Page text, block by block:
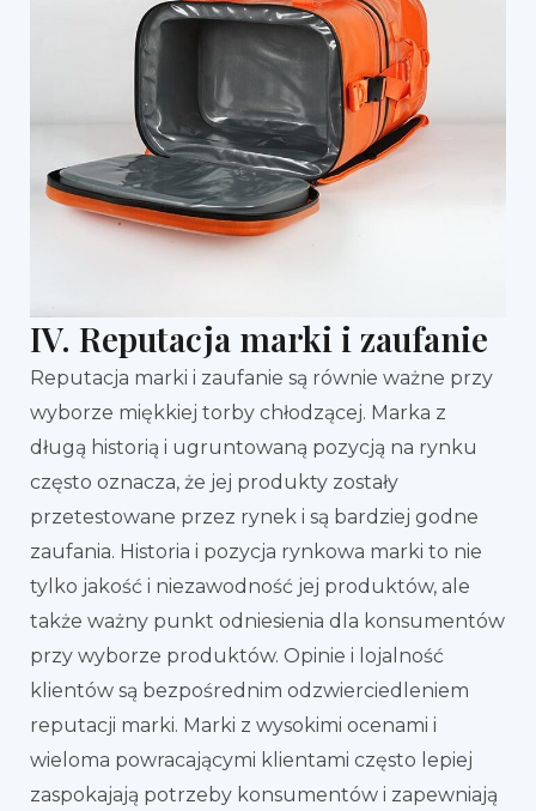
IV. Reputacja marki i zaufanie
Reputacja marki i zaufanie są równie ważne przy
wyborze miękkiej torby chłodzącej. Marka z
długą historią i ugruntowaną pozycją na rynku
często oznacza, że jej produkty zostały
przetestowane przez rynek i są bardziej godne
zaufania. Historia i pozycja rynkowa marki to nie
tylko jakość i niezawodność jej produktów, ale
także ważny punkt odniesienia dla konsumentów
przy wyborze produktów. Opinie i lojalność
klientów są bezpośrednim odzwierciedleniem
reputacji marki. Marki z wysokimi ocenami i
wieloma powracającymi klientami często lepiej
zaspokajają potrzeby konsumentów i zapewniają